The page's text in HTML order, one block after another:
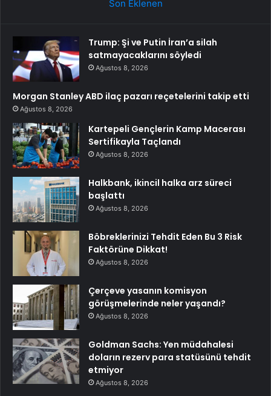
Son Eklenen
Trump: Şi ve Putin İran’a silah
satmayacaklarını söyledi
Ağustos 8, 2026
Morgan Stanley ABD ilaç pazarı reçetelerini takip etti
Ağustos 8, 2026
Kartepeli Gençlerin Kamp Macerası
Sertifikayla Taçlandı
Ağustos 8, 2026
Halkbank, ikincil halka arz süreci
başlattı
Ağustos 8, 2026
Böbreklerinizi Tehdit Eden Bu 3 Risk
Faktörüne Dikkat!
Ağustos 8, 2026
Çerçeve yasanın komisyon
görüşmelerinde neler yaşandı?
Ağustos 8, 2026
Goldman Sachs: Yen müdahalesi
doların rezerv para statüsünü tehdit
etmiyor
Ağustos 8, 2026